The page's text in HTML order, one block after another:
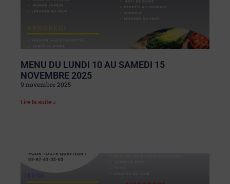
MENU DU LUNDI 10 AU SAMEDI 15
NOVEMBRE 2025
9 novembre 2025
Lire la suite »